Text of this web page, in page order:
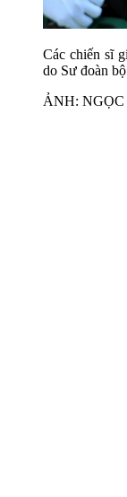
Các chiến sĩ
do Sư đoàn
ẢNH: